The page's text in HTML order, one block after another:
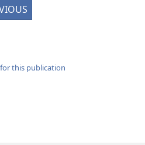
this publication